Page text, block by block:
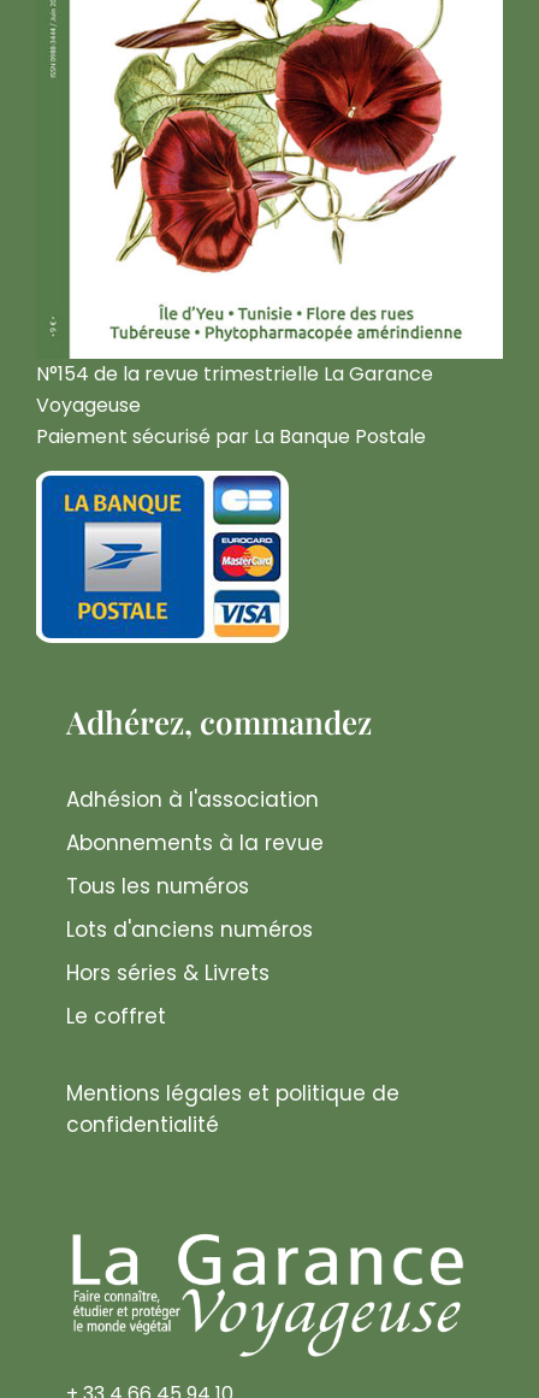
N°154 de la revue trimestrielle La Garance
Voyageuse
Paiement sécurisé par La Banque Postale
Adhérez, commandez
Adhésion à l'association
Abonnements à la revue
Tous les numéros
Lots d'anciens numéros
Hors séries & Livrets
Le coffret
Mentions légales et politique de
confidentialité